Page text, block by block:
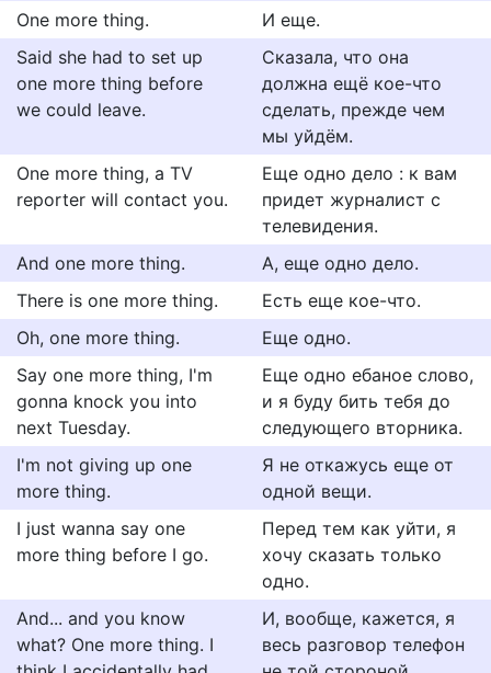
One more thing.
И еще.
Said she had to set up
one more thing before
we could leave.
Сказала, что она
должна ещё кое-что
сделать, прежде чем
мы уйдём.
One more thing, a TV
reporter will contact you.
Еще одно дело : к вам
придет журналист с
телевидения.
And one more thing.
А, еще одно дело.
There is one more thing.
Есть еще кое-что.
Oh, one more thing.
Еще одно.
Say one more thing, I'm
gonna knock you into
next Tuesday.
Еще одно ебаное слово,
и я буду бить тебя до
следующего вторника.
I'm not giving up one
more thing.
Я не откажусь еще от
одной вещи.
I just wanna say one
more thing before I go.
Перед тем как уйти, я
хочу сказать только
одно.
And... and you know
what? One more thing. I
И, вообще, кажется, я
весь разговор телефон